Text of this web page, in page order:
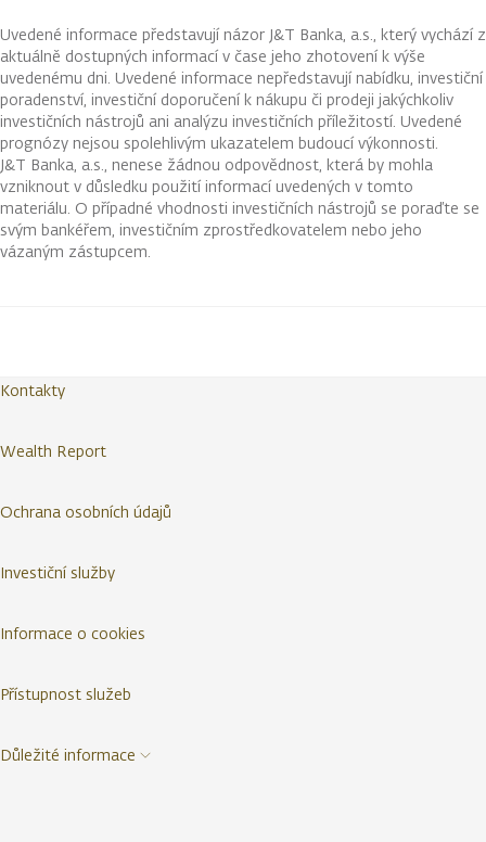
Uvedené informace představují názor J&T Banka, a.s., který vychází z
aktuálně dostupných informací v čase jeho zhotovení k výše
uvedenému dni. Uvedené informace nepředstavují nabídku, investiční
poradenství, investiční doporučení k nákupu či prodeji jakýchkoliv
investičních nástrojů ani analýzu investičních příležitostí. Uvedené
prognózy nejsou spolehlivým ukazatelem budoucí výkonnosti.
J&T Banka, a.s., nenese žádnou odpovědnost, která by mohla
vzniknout v důsledku použití informací uvedených v tomto
materiálu. O případné vhodnosti investičních nástrojů se poraďte se
svým bankéřem, investičním zprostředkovatelem nebo jeho
vázaným zástupcem.
Kontakty
Wealth Report
Ochrana osobních údajů
Investiční služby
Informace o cookies
Přístupnost služeb
Důležité informace